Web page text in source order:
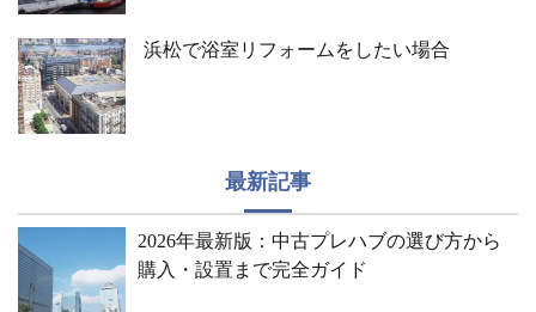
浜松で浴室リフォームをしたい場合
最新記事
2026年最新版：中古プレハブの選び方から
購入・設置まで完全ガイド